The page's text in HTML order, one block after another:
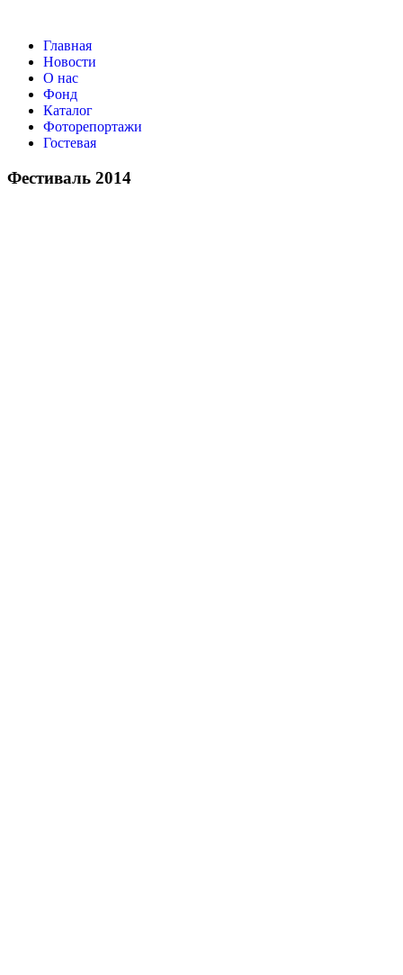
Главная
Новости
О нас
Фонд
Каталог
Фоторепортажи
Гостевая
Фестиваль 2014